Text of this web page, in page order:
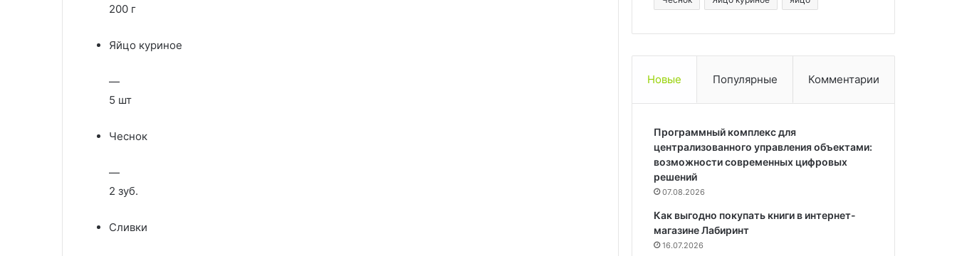
200 г
Яйцо куриное
—
5 шт
Чеснок
—
2 зуб.
Сливки
Новые Популярные Комментарии
Программный комплекс для
централизованного управления объектами:
возможности современных цифровых
решений
07.08.2026
Как выгодно покупать книги в интернет-
магазине Лабиринт
16.07.2026